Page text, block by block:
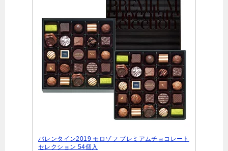
バレンタイン2019 モロゾフ プレミアムチョコレート
セレクション 54個入